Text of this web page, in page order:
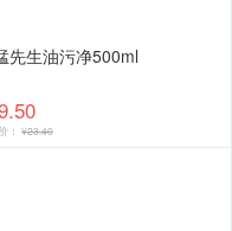
先生油污净500ml
： ¥23.40